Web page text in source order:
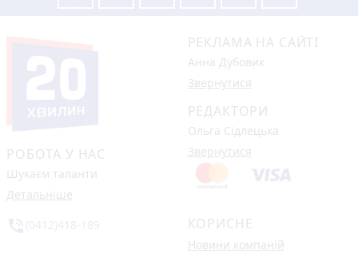
РОБОТА У НАС
Шукаєм таланти
Детальніше
РЕКЛАМА НА САЙТІ
Анна Дубовик
Звернутися
РЕДАКТОРИ
Ольга Сідлецька
Звернутися
КОРИСНЕ
Новини компаній